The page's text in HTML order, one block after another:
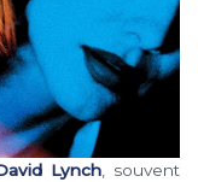
Lynch, souvent